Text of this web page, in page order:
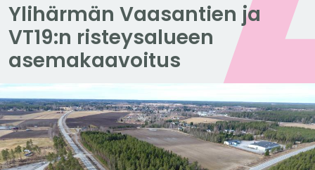
Ylihärmän Vaasantien ja
VT19:n risteysalueen
asemakaavoitus